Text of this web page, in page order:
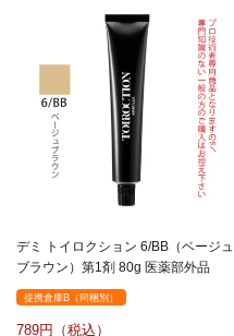
デミ トイロクション 6/BB（ベージュ
ブラウン）第1剤 80g 医薬部外品
提携倉庫B（同梱別）
789